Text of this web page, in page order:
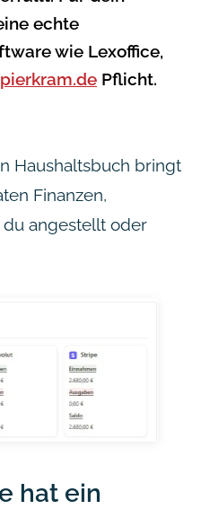
echte
wie Lexoffice,
Pflicht.
Haushaltsbuch bringt
Finanzen,
angestellt oder
hat ein